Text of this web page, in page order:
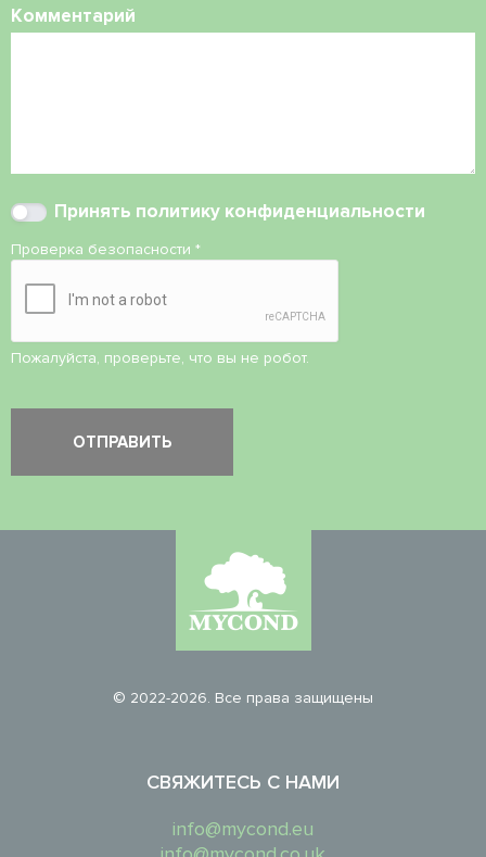
Комментарий
Принять политику конфиденциальности
Проверка безопасности *
Пожалуйста, проверьте, что вы не робот.
© 2022-2026. Все права защищены
СВЯЖИТЕСЬ С НАМИ
info@mycond.eu